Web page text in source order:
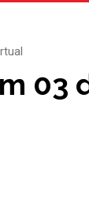
03